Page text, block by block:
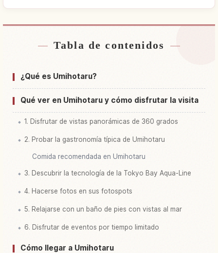
Buscar alojamiento cerca de Umi Hotaru Pa
Buscar experiencias en Umi Hotaru Pa
Tabla de contenidos
¿Qué es Umihotaru?
Qué ver en Umihotaru y cómo disfrutar la visita
1. Disfrutar de vistas panorámicas de 360 grados
2. Probar la gastronomía típica de Umihotaru
Comida recomendada en Umihotaru
3. Descubrir la tecnología de la Tokyo Bay Aqua-Line
4. Hacerse fotos en sus fotospots
5. Relajarse con un baño de pies con vistas al mar
6. Disfrutar de eventos por tiempo limitado
Cómo llegar a Umihotaru